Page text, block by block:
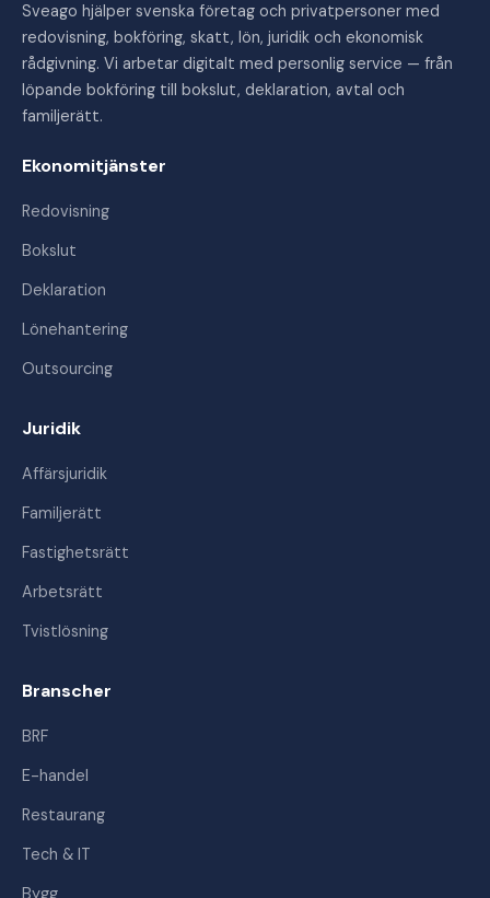
Sveago hjälper svenska företag och privatpersoner med
redovisning, bokföring, skatt, lön, juridik och ekonomisk
rådgivning. Vi arbetar digitalt med personlig service — från
löpande bokföring till bokslut, deklaration, avtal och
familjerätt.
Ekonomitjänster
Redovisning
Bokslut
Deklaration
Lönehantering
Outsourcing
Juridik
Affärsjuridik
Familjerätt
Fastighetsrätt
Arbetsrätt
Tvistlösning
Branscher
BRF
E-handel
Restaurang
Tech & IT
Bygg